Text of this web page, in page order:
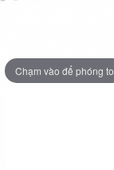
Chạm vào để phóng to